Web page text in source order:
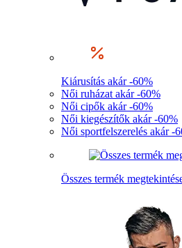
Kiárusítás akár -60%
Női ruházat akár -60%
Női cipők akár -60%
Női kiegészítők akár -60%
Női sportfelszerelés akár -
Összes termék